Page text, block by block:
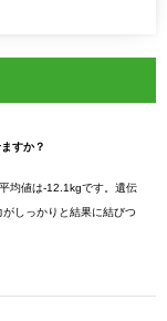
すか？
均値は-12.1kgです。遺伝
しっかりと結果に結びつ